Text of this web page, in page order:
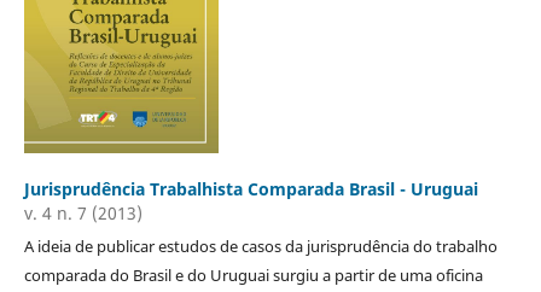
Jurisprudência Trabalhista Comparada Brasil - Uruguai
v. 4 n. 7 (2013)
A ideia de publicar estudos de casos da jurisprudência do trabalho
comparada do Brasil e do Uruguai surgiu a partir de uma oficina